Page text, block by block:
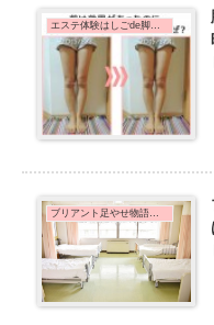
ブリアント足やせ物語の３回体験に行った効果を口コミ